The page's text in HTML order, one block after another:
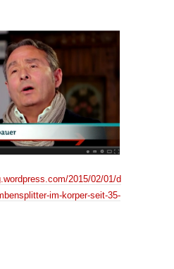
2015/02/01/d
im-korper-seit-35-